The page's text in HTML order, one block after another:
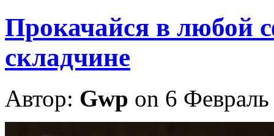
Прокачайся в любой
складчине
Автор: Gwp on 6